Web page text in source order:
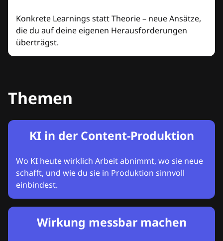
Konkrete Learnings statt Theorie – neue Ansätze,
die du auf deine eigenen Herausforderungen
überträgst.
Themen
KI in der Content-Produktion
Wo KI heute wirklich Arbeit abnimmt, wo sie neue
schafft, und wie du sie in Produktion sinnvoll
einbindest.
Wirkung messbar machen